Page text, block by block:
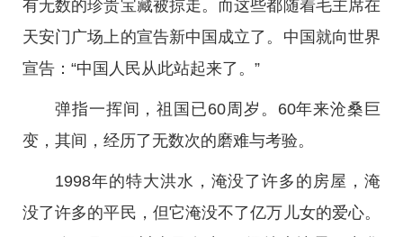
有无数的珍贵宝藏被掠走。而这些都随着毛主席在
天安门广场上的宣告新中国成立了。中国就向世界
宣告：“中国人民从此站起来了。”
弹指一挥间，祖国已60周岁。60年来沧桑巨
变，其间，经历了无数次的磨难与考验。
1998年的特大洪水，淹没了许多的房屋，淹
没了许多的平民，但它淹没不了亿万儿女的爱心。